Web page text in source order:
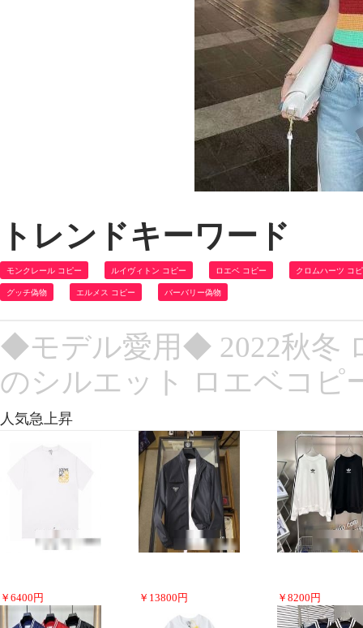
トレンドキーワード
モンクレール コピー ルイヴィトン コピー ロエベ コピー クロムハーツ コ
グッチ偽物 エルメス コピー バーバリー偽物
◆モデル愛用◆ 2022秋冬
のシルエット ロエベコピ
人気急上昇
￥ 6400 円 ￥ 13800 円 ￥ 8200 円